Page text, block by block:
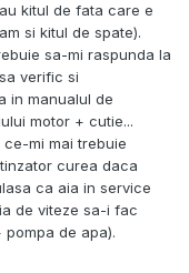
kitul de fata care e
si kitul de spate).
sa-mi raspunda la
verific si
in manualul de
motor + cutie...
ce-mi mai trebuie
curea daca
ca aia in service
de viteze sa-i fac
de apa).